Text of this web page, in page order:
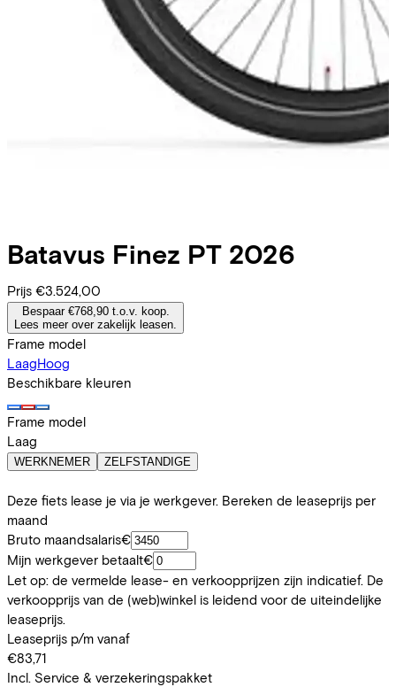
Batavus Finez PT 2026
Prijs €3.524,00
Bespaar €768,90 t.o.v. koop.
Lees meer over zakelijk leasen.
Frame model
LaagHoog
Beschikbare kleuren
Frame model
Laag
WERKNEMER ZELFSTANDIGE
Deze fiets lease je via je werkgever. Bereken de leaseprijs per
maand
Bruto maandsalaris€
Mijn werkgever betaalt€
Let op: de vermelde lease- en verkoopprijzen zijn indicatief. De
verkoopprijs van de (web)winkel is leidend voor de uiteindelijke
leaseprijs.
Leaseprijs p/m vanaf
€83,71
Incl. Service & verzekeringspakket